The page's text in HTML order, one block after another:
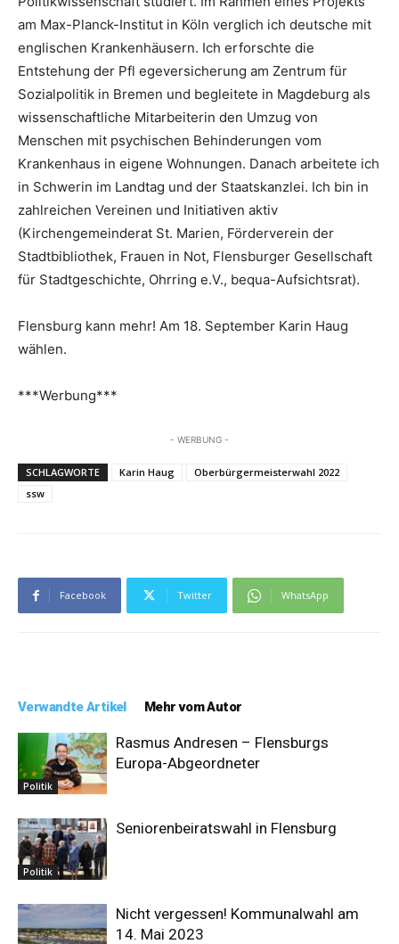
am Max-Planck-Institut in Köln verglich ich deutsche mit
englischen Krankenhäusern. Ich erforschte die
Entstehung der Pfl egeversicherung am Zentrum für
Sozialpolitik in Bremen und begleitete in Magdeburg als
wissenschaftliche Mitarbeiterin den Umzug von
Menschen mit psychischen Behinderungen vom
Krankenhaus in eigene Wohnungen. Danach arbeitete ich
in Schwerin im Landtag und der Staatskanzlei. Ich bin in
zahlreichen Vereinen und Initiativen aktiv
(Kirchengemeinderat St. Marien, Förderverein der
Stadtbibliothek, Frauen in Not, Flensburger Gesellschaft
für Stadtgeschichte, Ohrring e.V., bequa-Aufsichtsrat).
Flensburg kann mehr! Am 18. September Karin Haug
wählen.
***Werbung***
- WERBUNG -
SCHLAGWORTE Karin Haug
Oberbürgermeisterwahl 2022
ssw
Facebook Twitter WhatsApp
Verwandte Artikel Mehr vom Autor
Politik
Rasmus Andresen – Flensburgs
Europa-Abgeordneter
Politik
Seniorenbeiratswahl in Flensburg
Nicht vergessen! Kommunalwahl am
14. Mai 2023